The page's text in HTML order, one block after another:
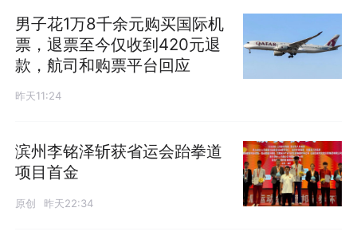
男子花1万8千余元购买国际机
票，退票至今仅收到420元退
款，航司和购票平台回应
昨天11:24
滨州李铭泽斩获省运会跆拳道
项目首金
原创 昨天22:34